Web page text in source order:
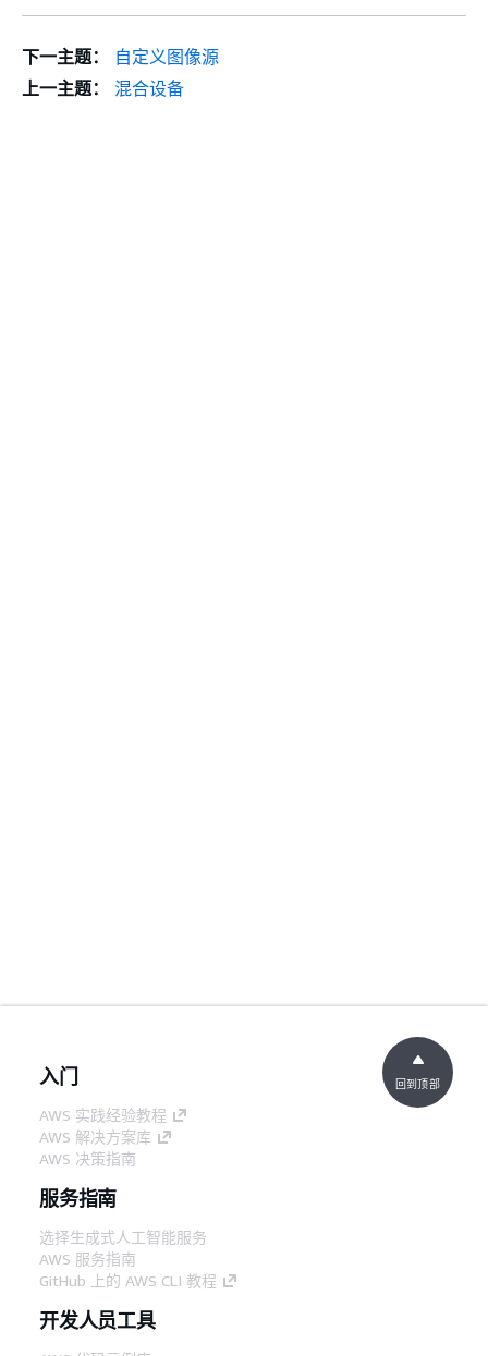
下一主题：
自定义图像源
上一主题：
混合设备
入门
AWS 实践经验教程
AWS 解决方案库
AWS 决策指南
服务指南
选择生成式人工智能服务
AWS 服务指南
GitHub 上的 AWS CLI 教程
开发人员工具
回到顶部